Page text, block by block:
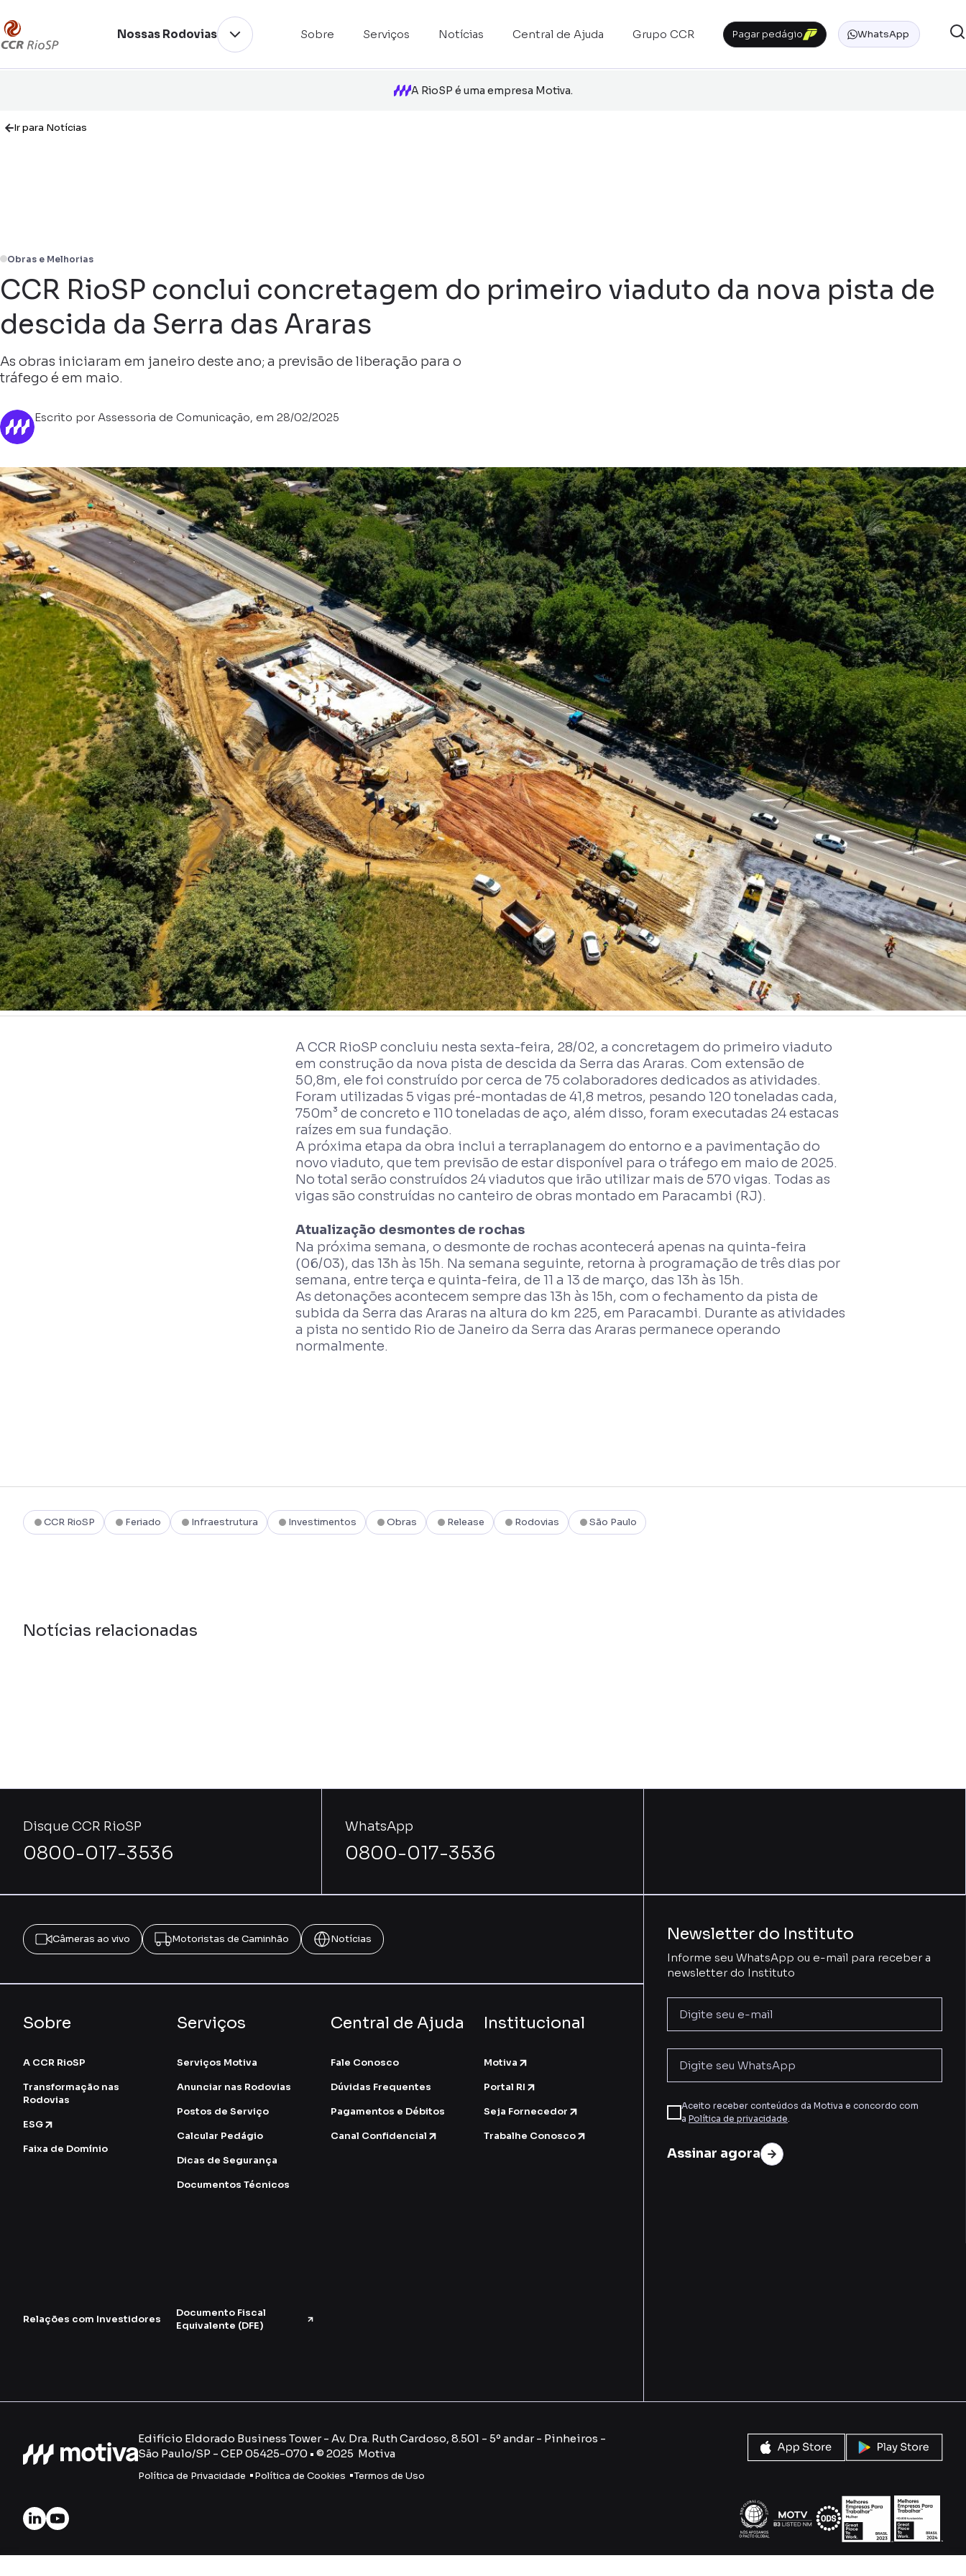
Nossas Rodovias Sobre Serviços Notícias Central de Ajuda Grupo CCR Pagar pedágio WhatsApp
A RioSP é uma empresa Motiva.
Ir para Notícias
Obras e Melhorias
CCR RioSP conclui concretagem do primeiro viaduto da nova pista de
descida da Serra das Araras
As obras iniciaram em janeiro deste ano; a previsão de liberação para o
tráfego é em maio.
Escrito por Assessoria de Comunicação, em 28/02/2025
A CCR RioSP concluiu nesta sexta-feira, 28/02, a concretagem do primeiro viaduto
em construção da nova pista de descida da Serra das Araras. Com extensão de
50,8m, ele foi construído por cerca de 75 colaboradores dedicados as atividades.
Foram utilizadas 5 vigas pré-montadas de 41,8 metros, pesando 120 toneladas cada,
750m³ de concreto e 110 toneladas de aço, além disso, foram executadas 24 estacas
raízes em sua fundação.
A próxima etapa da obra inclui a terraplanagem do entorno e a pavimentação do
novo viaduto, que tem previsão de estar disponível para o tráfego em maio de 2025.
No total serão construídos 24 viadutos que irão utilizar mais de 570 vigas. Todas as
vigas são construídas no canteiro de obras montado em Paracambi (RJ).
Atualização desmontes de rochas
Na próxima semana, o desmonte de rochas acontecerá apenas na quinta-feira
(06/03), das 13h às 15h. Na semana seguinte, retorna à programação de três dias por
semana, entre terça e quinta-feira, de 11 a 13 de março, das 13h às 15h.
As detonações acontecem sempre das 13h às 15h, com o fechamento da pista de
subida da Serra das Araras na altura do km 225, em Paracambi. Durante as atividades
a pista no sentido Rio de Janeiro da Serra das Araras permanece operando
normalmente.
CCR RioSP Feriado Infraestrutura Investimentos Obras Release Rodovias São Paulo
Notícias relacionadas
Disque CCR RioSP
0800-017-3536
WhatsApp
0800-017-3536
Câmeras ao vivo Motoristas de Caminhão Notícias
Sobre
A CCR RioSP
Transformação nas
Rodovias
ESG
Faixa de Domínio
Serviços
Serviços Motiva
Anunciar nas Rodovias
Postos de Serviço
Calcular Pedágio
Dicas de Segurança
Documentos Técnicos
Central de Ajuda
Fale Conosco
Dúvidas Frequentes
Pagamentos e Débitos
Canal Confidencial
Institucional
Motiva
Portal RI
Seja Fornecedor
Trabalhe Conosco
Relações com Investidores
Documento Fiscal
Equivalente (DFE)
Newsletter do Instituto
Informe seu WhatsApp ou e-mail para receber a
newsletter do Instituto
Aceito receber conteúdos da Motiva e concordo com
a Política de privacidade
Assinar agora
Edifício Eldorado Business Tower - Av. Dra. Ruth Cardoso, 8.501 - 5º andar - Pinheiros -
São Paulo/SP - CEP 05425-070 • © 2025 Motiva
Política de Privacidade Política de Cookies Termos de Uso